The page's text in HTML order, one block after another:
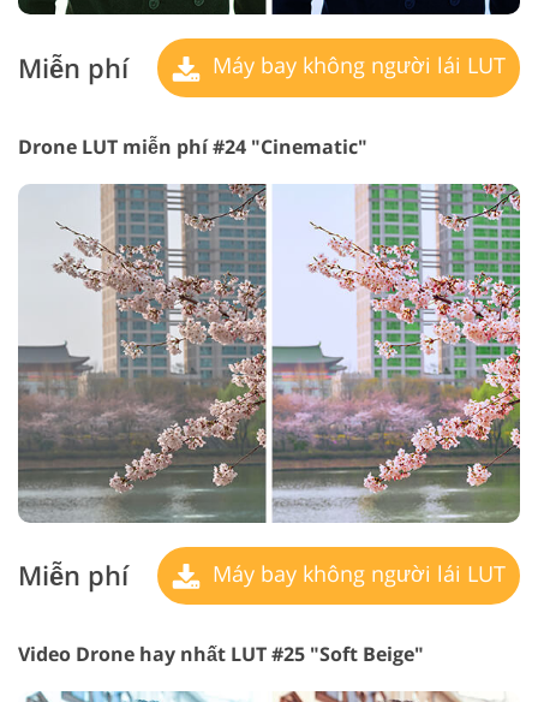
Miễn phí Máy bay không người lái LUT
Drone LUT miễn phí #24 "Cinematic"
Miễn phí Máy bay không người lái LUT
Video Drone hay nhất LUT #25 "Soft Beige"